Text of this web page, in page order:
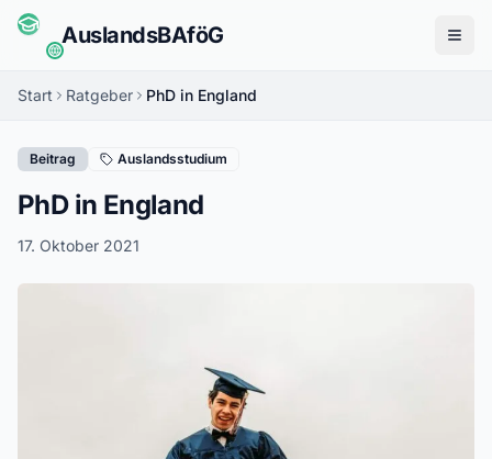
AuslandsBAföG
Start Ratgeber PhD in England
Beitrag Auslandsstudium
PhD in England
17. Oktober 2021